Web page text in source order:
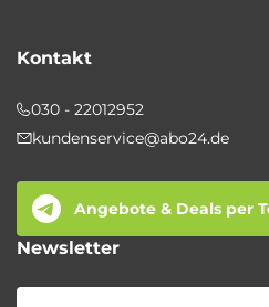
Kontakt
030 - 22012952
kundenservice@abo24.de
Angebote & Deals per
Newsletter